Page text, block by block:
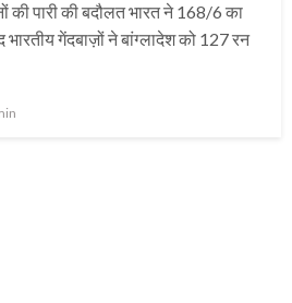
की पारी की बदौलत भारत ने 168/6 का
गेंदबाज़ों ने बांग्लादेश को 127 रन